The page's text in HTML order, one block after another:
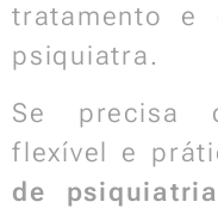
tratamento e
psiquiatra.
Se precisa
flexível e
de psiquiatria